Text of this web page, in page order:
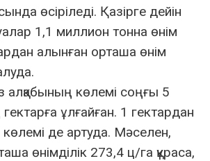
өсіріледі. Қазірге дейін
1,1 миллион тонна өнім
алынған орташа өнім
алқабының көлемі соңғы 5
ұлғайған. 1 гектардан
де артуда. Мәселен,
өнімділік 273,4 ц/га құраса,